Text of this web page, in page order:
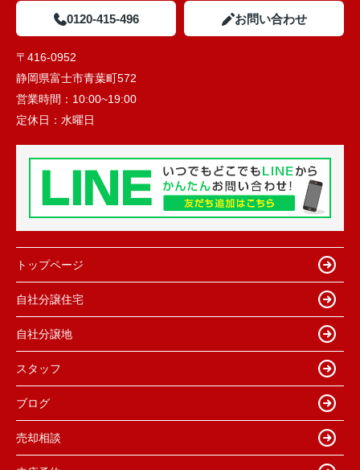
0120-415-496 お問い合わせ
〒416-0952
静岡県富士市青葉町572
営業時間： 10:00~19:00
定休日： 水曜日
トップページ
自社分譲住宅
自社分譲地
スタッフ
ブログ
売却相談